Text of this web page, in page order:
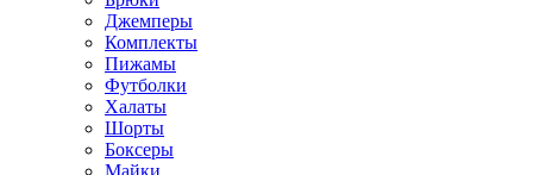
Джемперы
Комплекты
Пижамы
Футболки
Халаты
Шорты
Боксеры
Майки